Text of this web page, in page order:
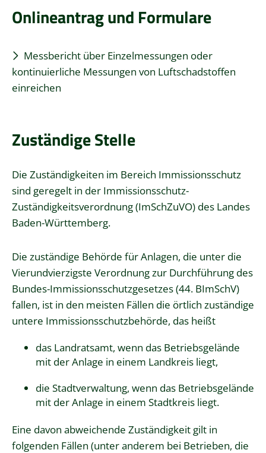
Onlineantrag und Formulare
Messbericht über Einzelmessungen oder
kontinuierliche Messungen von Luftschadstoffen
einreichen
Zuständige Stelle
Die Zuständigkeiten im Bereich Immissionsschutz
sind geregelt in der Immissionsschutz-
Zuständigkeitsverordnung (ImSchZuVO) des Landes
Baden-Württemberg.
Die zuständige Behörde für Anlagen, die unter die
Vierundvierzigste Verordnung zur Durchführung des
Bundes-Immissionsschutzgesetzes (44. BImSchV)
fallen, ist in den meisten Fällen die örtlich zuständige
untere Immissionsschutzbehörde, das heißt
das Landratsamt, wenn das Betriebsgelände
mit der Anlage in einem Landkreis liegt,
die Stadtverwaltung, wenn das Betriebsgelände
mit der Anlage in einem Stadtkreis liegt.
Eine davon abweichende Zuständigkeit gilt in
folgenden Fällen (unter anderem bei Betrieben, die